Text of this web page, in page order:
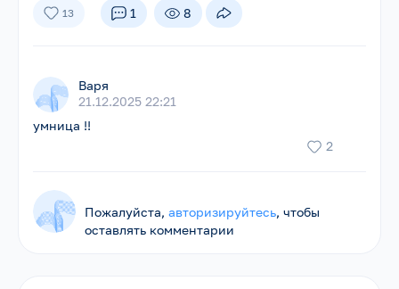
13 1 8
Варя
21.12.2025 22:21
умница !!
2
Пожалуйста,авторизируйтесь, чтобы
оставлять комментарии